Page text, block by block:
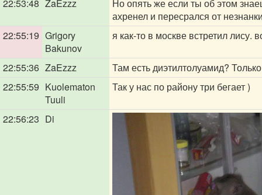
22:53:48 ZaEzzz
Но опять же если ты об этом
ахренел и пересрался от
22:55:19 Grigory
Bakunov
я как-то в москве встретил лису.
22:55:36 ZaEzzz
Там есть диэтилтолуамид?
22:55:59 Kuolematon
Tuuli
Так у нас по району три бегает )
22:56:23 Di